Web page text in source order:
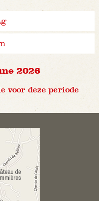
2026
voor deze periode